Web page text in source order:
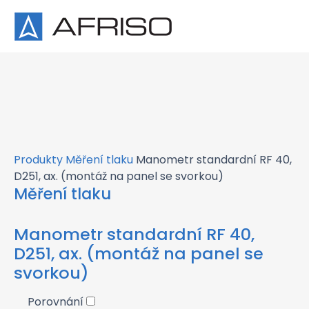
×
Produkty Měření tlaku Manometr standardní RF 40,
D251, ax. (montáž na panel se svorkou)
Měření tlaku
Manometr standardní RF 40,
D251, ax. (montáž na panel se
svorkou)
Porovnání